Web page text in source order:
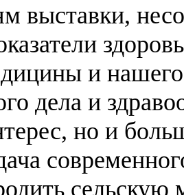
выставки,
и
дела и
но и
сельскую